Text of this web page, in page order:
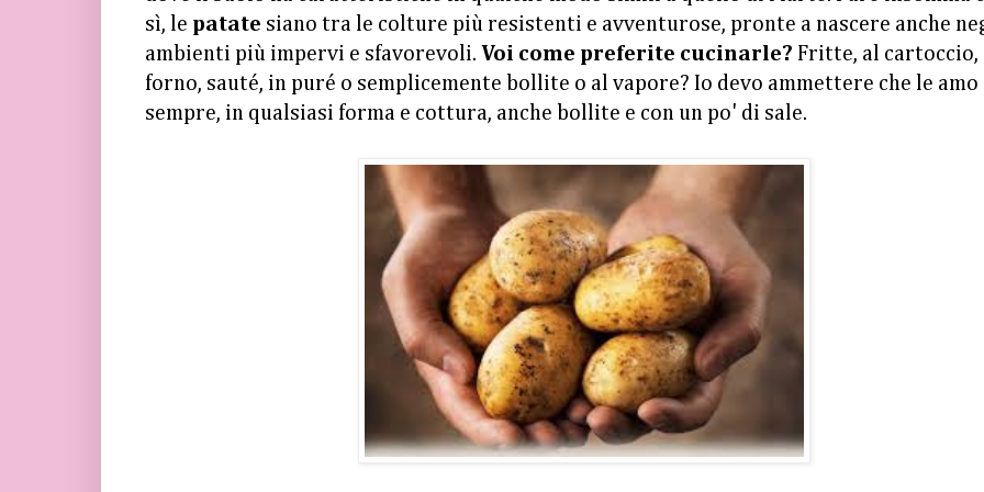
sì, le patate siano tra le colture più resistenti e avventurose, pronte a nascere anche
ambienti più impervi e sfavorevoli. Voi come preferite cucinarle? Fritte, al cartoccio,
forno, sauté, in puré o semplicemente bollite o al vapore? Io devo ammettere che le amo
sempre, in qualsiasi forma e cottura, anche bollite e con un po' di sale.